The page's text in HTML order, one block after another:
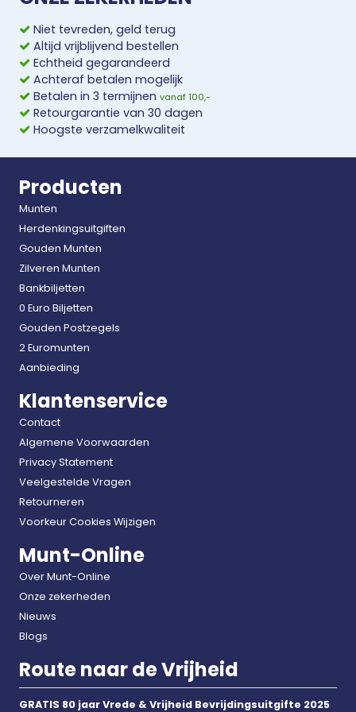
Niet tevreden, geld terug
Altijd vrijblijvend bestellen
Echtheid gegarandeerd
Achteraf betalen mogelijk
Betalen in 3 termijnen vanaf 100,-
Retourgarantie van 30 dagen
Hoogste verzamelkwaliteit
Producten
Munten
Herdenkingsuitgiften
Gouden Munten
Zilveren Munten
Bankbiljetten
0 Euro Biljetten
Gouden Postzegels
2 Euromunten
Aanbieding
Klantenservice
Contact
Algemene Voorwaarden
Privacy Statement
Veelgestelde Vragen
Retourneren
Voorkeur Cookies Wijzigen
Munt-Online
Over Munt-Online
Onze zekerheden
Nieuws
Blogs
Route naar de Vrijheid
GRATIS 80 jaar Vrede & Vrijheid Bevrijdingsuitgifte 2025